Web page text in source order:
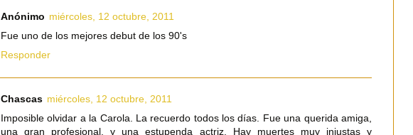
Anónimo miércoles, 12 octubre, 2011
Fue uno de los mejores debut de los 90's
Responder
Chascas miércoles, 12 octubre, 2011
Imposible olvidar a la Carola. La recuerdo todos los días. Fue una querida amiga,
una gran profesional, y una estupenda actriz. Hay muertes muy injustas y